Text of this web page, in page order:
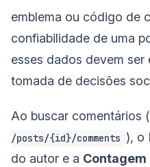
emblema ou código de
confiabilidade de uma
esses dados devem
tomada de decisões
Ao buscar comentários (
/posts/{id}/comments ), o
do autor e a